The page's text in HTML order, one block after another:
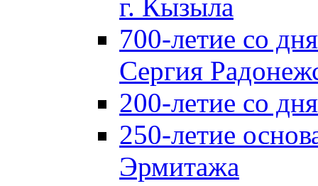
г. Кызыла
700-летие со
Сергия
200-летие со
250-летие
Эрмитажа